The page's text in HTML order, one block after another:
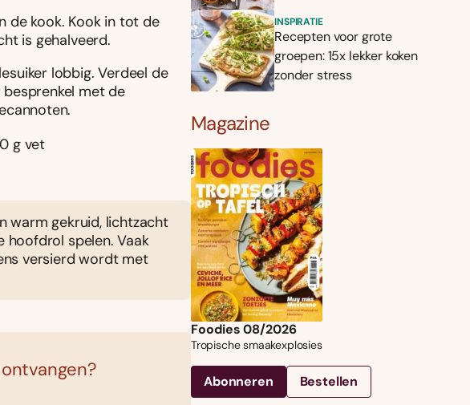
de kook. Kook in tot de
is gehalveerd.
lobbig. Verdeel de
met de
g vet
warm gekruid, lichtzacht
hoofdrol spelen. Vaak
versierd wordt met
INSPIRATIE
Recepten voor grote
groepen: 15x lekker koken
zonder stress
Magazine
Foodies 08/2026
Tropische smaakexplosies
Abonneren Bestellen